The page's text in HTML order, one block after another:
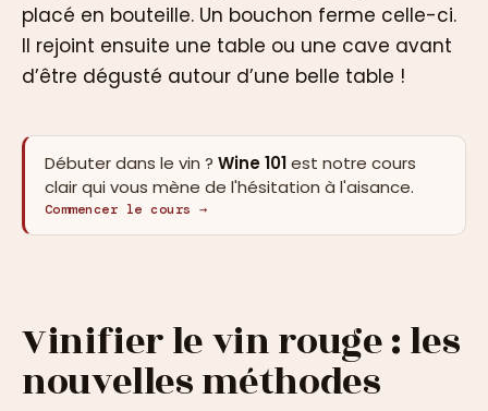
placé en bouteille. Un bouchon ferme celle-ci.
Il rejoint ensuite une table ou une cave avant
d’être dégusté autour d’une belle table !
Débuter dans le vin ? Wine 101est notre cours
clair qui vous mène de l'hésitation à l'aisance.
Commencer le cours →
Vinifier le vin rouge : les
nouvelles méthodes